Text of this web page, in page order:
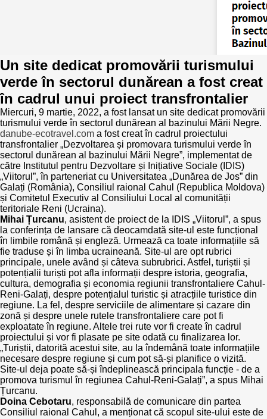
Aplică la BUNELE PRACTICI
Transparența întreprinderilor de stat
Cele mai bune și cele mai proaste politici locale din
Moldova
Democrația, independența și transparența instituțiilor
publice-cheie din Moldova
Achiziții publice
Achizițiile publice în vizorul societății civile
Un site dedicat promovării turismului
verde în sectorul dunărean a fost creat
în cadrul unui proiect transfrontalier
Miercuri, 9 martie, 2022, a fost lansat un site dedicat promovării
turismului verde în sectorul dunărean al bazinului Mării Negre.
danube-ecotravel.com a fost creat în cadrul proiectului
transfrontalier „Dezvoltarea și promovara turismului verde în
sectorul dunărean al bazinului Mării Negre”, implementat de
către Institutul pentru Dezvoltare și Inițiative Sociale (IDIS)
„Viitorul”, în parteneriat cu Universitatea „Dunărea de Jos” din
Galați (România), Consiliul raional Cahul (Republica Moldova)
și Comitetul Executiv al Consiliului Local al comunității
teritoriale Reni (Ucraina).
Mihai Țurcanu, asistent de proiect de la IDIS „Viitorul”, a spus
la conferința de lansare că deocamdată site-ul este funcțional
în limbile română și engleză. Urmează ca toate informațiile să
fie traduse și în limba ucraineană. Site-ul are opt rubrici
principale, unele având și câteva subrubrici. Astfel, turiștii și
potențialii turiști pot afla informații despre istoria, geografia,
cultura, demografia și economia regiunii transfrontaliere Cahul-
Reni-Galați, despre potențialul turistic și atracțiile turistice din
regiune. La fel, despre serviciile de alimentare și cazare din
zonă și despre unele rutele transfrontaliere care pot fi
exploatate în regiune. Altele trei rute vor fi create în cadrul
proiectului și vor fi plasate pe site odată cu finalizarea lor.
„Turiștii, datorită acestui site, au la îndemână toate informațiile
necesare despre regiune și cum pot să-și planifice o vizită.
Site-ul deja poate să-și îndeplinească principala funcție - de a
promova turismul în regiunea Cahul-Reni-Galați”, a spus Mihai
Țurcanu.
Doina Cebotaru, responsabilă de comunicare din partea
Consiliul raional Cahul, a menționat că scopul site-ului este de